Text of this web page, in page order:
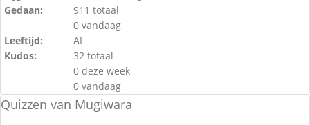
Gedaan:
911 totaal
0 vandaag
Leeftijd:
AL
Kudos:
32 totaal
0 deze week
0 vandaag
Quizzen van Mugiwara